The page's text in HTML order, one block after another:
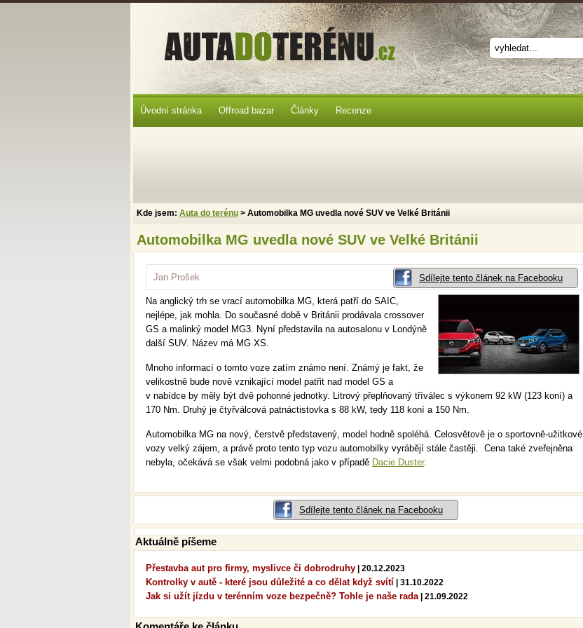
Automobilka MG uvedla nové SUV ve Velké Británii
Sdílejte tento článek na Facebooku
Jan Prošek
Na anglický trh se vrací automobilka MG, která patří do SAIC,
nejlépe, jak mohla. Do současné době v Británii prodávala crossover
GS a malinký model MG3. Nyní představila na autosalonu v Londýně
další SUV. Název má MG XS.
Mnoho informací o tomto voze zatím známo není. Známý je fakt, že
velikostně bude nově vznikající model patřit nad model GS a
v nabídce by měly být dvě pohonné jednotky. Litrový přeplňovaný tříválec s výkonem 92 kW (123 koní) a
170 Nm. Druhý je čtyřválcová patnáctistovka s 88 kW, tedy 118 koní a 150 Nm.
Automobilka MG na nový, čerstvě představený, model hodně spoléhá. Celosvětově je o sportovně-užitkové
vozy velký zájem, a právě proto tento typ vozu automobilky vyrábějí stále častěji. Cena také zveřejněna
nebyla, očekává se však velmi podobná jako v případě Dacie Duster.
Sdílejte tento článek na Facebooku
Aktuálně píšeme
Přestavba aut pro firmy, myslivce či dobrodruhy | 20.12.2023
Kontrolky v autě - které jsou důležité a co dělat když svítí | 31.10.2022
Jak si užít jízdu v terénním voze bezpečně? Tohle je naše rada| 21.09.2022
Úvodní stránka Offroad bazar Články Recenze
Kde jsem: Auta do terénu > Automobilka MG uvedla nové SUV ve Velké Británii